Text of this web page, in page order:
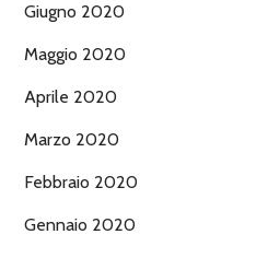
Giugno 2020
Maggio 2020
Aprile 2020
Marzo 2020
Febbraio 2020
Gennaio 2020